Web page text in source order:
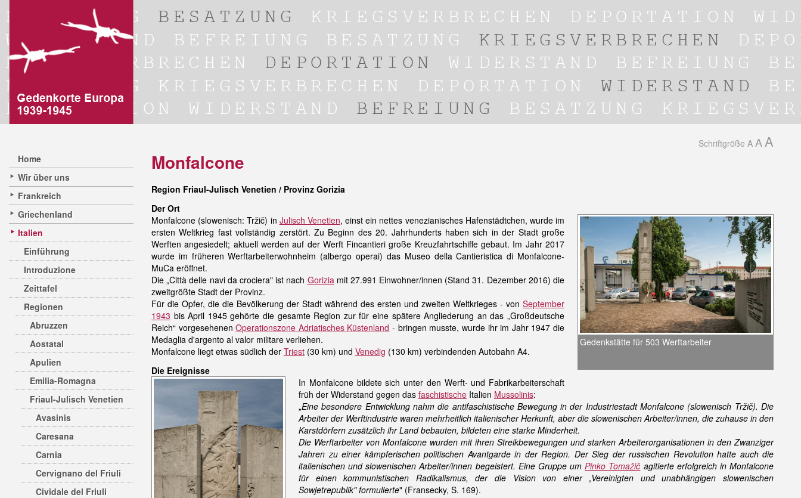
Home
Wir über uns
Frankreich
Griechenland
Italien
Einführung
Introduzione
Zeittafel
Regionen
Abruzzen
Aostatal
Apulien
Emilia-Romagna
Friaul-Julisch Venetien
Avasinis
Caresana
Carnia
Cervignano del Friuli
Cividale del Friuli
Schriftgröße A A A
Monfalcone
Region Friaul-Julisch Venetien / Provinz Gorizia
Der Ort
Gedenkstätte für 503 Werftarbeiter
Monfalcone (slowenisch: Tržič) in Julisch Venetien, einst ein nettes venezianisches Hafenstädtchen, wurde im
ersten Weltkrieg fast vollständig zerstört. Zu Beginn des 20. Jahrhunderts haben sich in der Stadt große
Werften angesiedelt; aktuell werden auf der Werft Fincantieri große Kreuzfahrtschiffe gebaut. Im Jahr 2017
wurde im früheren Werftarbeiterwohnheim (albergo operai) das Museo della Cantieristica di Monfalcone-
MuCa eröffnet.
Die „Città delle navi da crociera" ist nach Goriziamit 27.991 Einwohner/innen (Stand 31. Dezember 2016) die
zweitgrößte Stadt der Provinz.
Für die Opfer, die die Bevölkerung der Stadt während des ersten und zweiten Weltkrieges - von September
1943 bis April 1945 gehörte die gesamte Region zur für eine spätere Angliederung an das „Großdeutsche
Reich“ vorgesehenenOperationszone Adriatisches Küstenland - bringen musste, wurde ihr im Jahr 1947 die
Medaglia d'argento al valor militare verliehen.
Monfalcone liegt etwas südlich der Triest (30 km) und Venedig (130 km) verbindenden Autobahn A4.
Die Ereignisse
In Monfalcone bildete sich unter den Werft- und Fabrikarbeiterschaft
früh der Widerstand gegen das faschistische Italien Mussolinis:
„Eine besondere Entwicklung nahm die antifaschistische Bewegung in der Industriestadt Monfalcone (slowenisch Tržič). Die
Arbeiter der Werftindustrie waren mehrheitlich italienischer Herkunft, aber die slowenischen Arbeiter/innen, die zuhause in den
Karstdörfern zusätzlich ihr Land bebauten, bildeten eine starke Minderheit.
Die Werftarbeiter von Monfalcone wurden mit ihren Streikbewegungen und starken Arbeiterorganisationen in den Zwanziger
Jahren zu einer kämpferischen politischen Avantgarde in der Region. Der Sieg der russischen Revolution hatte auch die
italienischen und slowenischen Arbeiter/innen begeistert. Eine Gruppe umPinko Tomažič agitierte erfolgreich in Monfalcone
für einen kommunistischen Radikalismus, der die Vision von einer „Vereinigten und unabhängigen slowenischen
Sowjetrepublik" formulierte" (Fransecky, S. 169).